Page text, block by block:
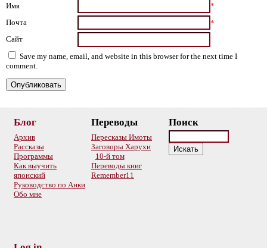
Имя
*
Почта
*
Сайт
Save my name, email, and website in this browser for the next time I
comment.
Блог
Архив
Рассказы
Программы
Как выучить
японский
Руководство по Анки
Обо мне
Переводы
Пересказы Имоты
Заговоры Харухи
10-й том
Переводы книг
Remember11
Поиск